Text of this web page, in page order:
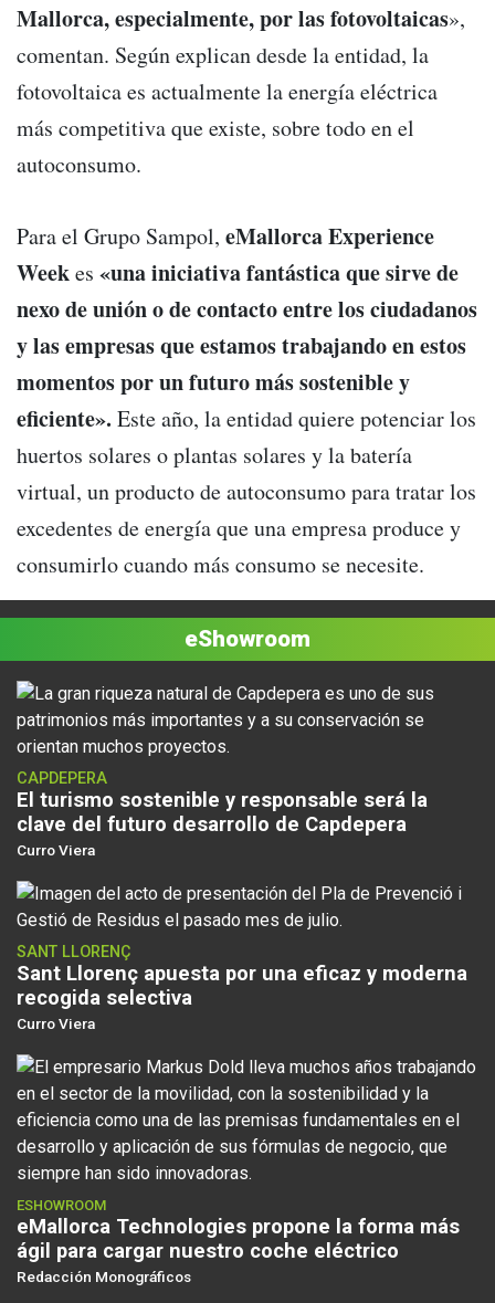
Mallorca, especialmente, por las fotovoltaicas»,
comentan. Según explican desde la entidad, la
fotovoltaica es actualmente la energía eléctrica
más competitiva que existe, sobre todo en el
autoconsumo.
Para el Grupo Sampol, eMallorca Experience
Weekes «una iniciativa fantástica que sirve de
nexo de unión o de contacto entre los ciudadanos
y las empresas que estamos trabajando en estos
momentos por un futuro más sostenible y
eficiente». Este año, la entidad quiere potenciar los
huertos solares o plantas solares y la batería
virtual, un producto de autoconsumo para tratar los
excedentes de energía que una empresa produce y
consumirlo cuando más consumo se necesite.
eShowroom
CAPDEPERA
El turismo sostenible y responsable será la
clave del futuro desarrollo de Capdepera
Curro Viera
SANT LLORENÇ
Sant Llorenç apuesta por una eficaz y moderna
recogida selectiva
Curro Viera
ESHOWROOM
eMallorca Technologies propone la forma más
ágil para cargar nuestro coche eléctrico
Redacción Monográficos